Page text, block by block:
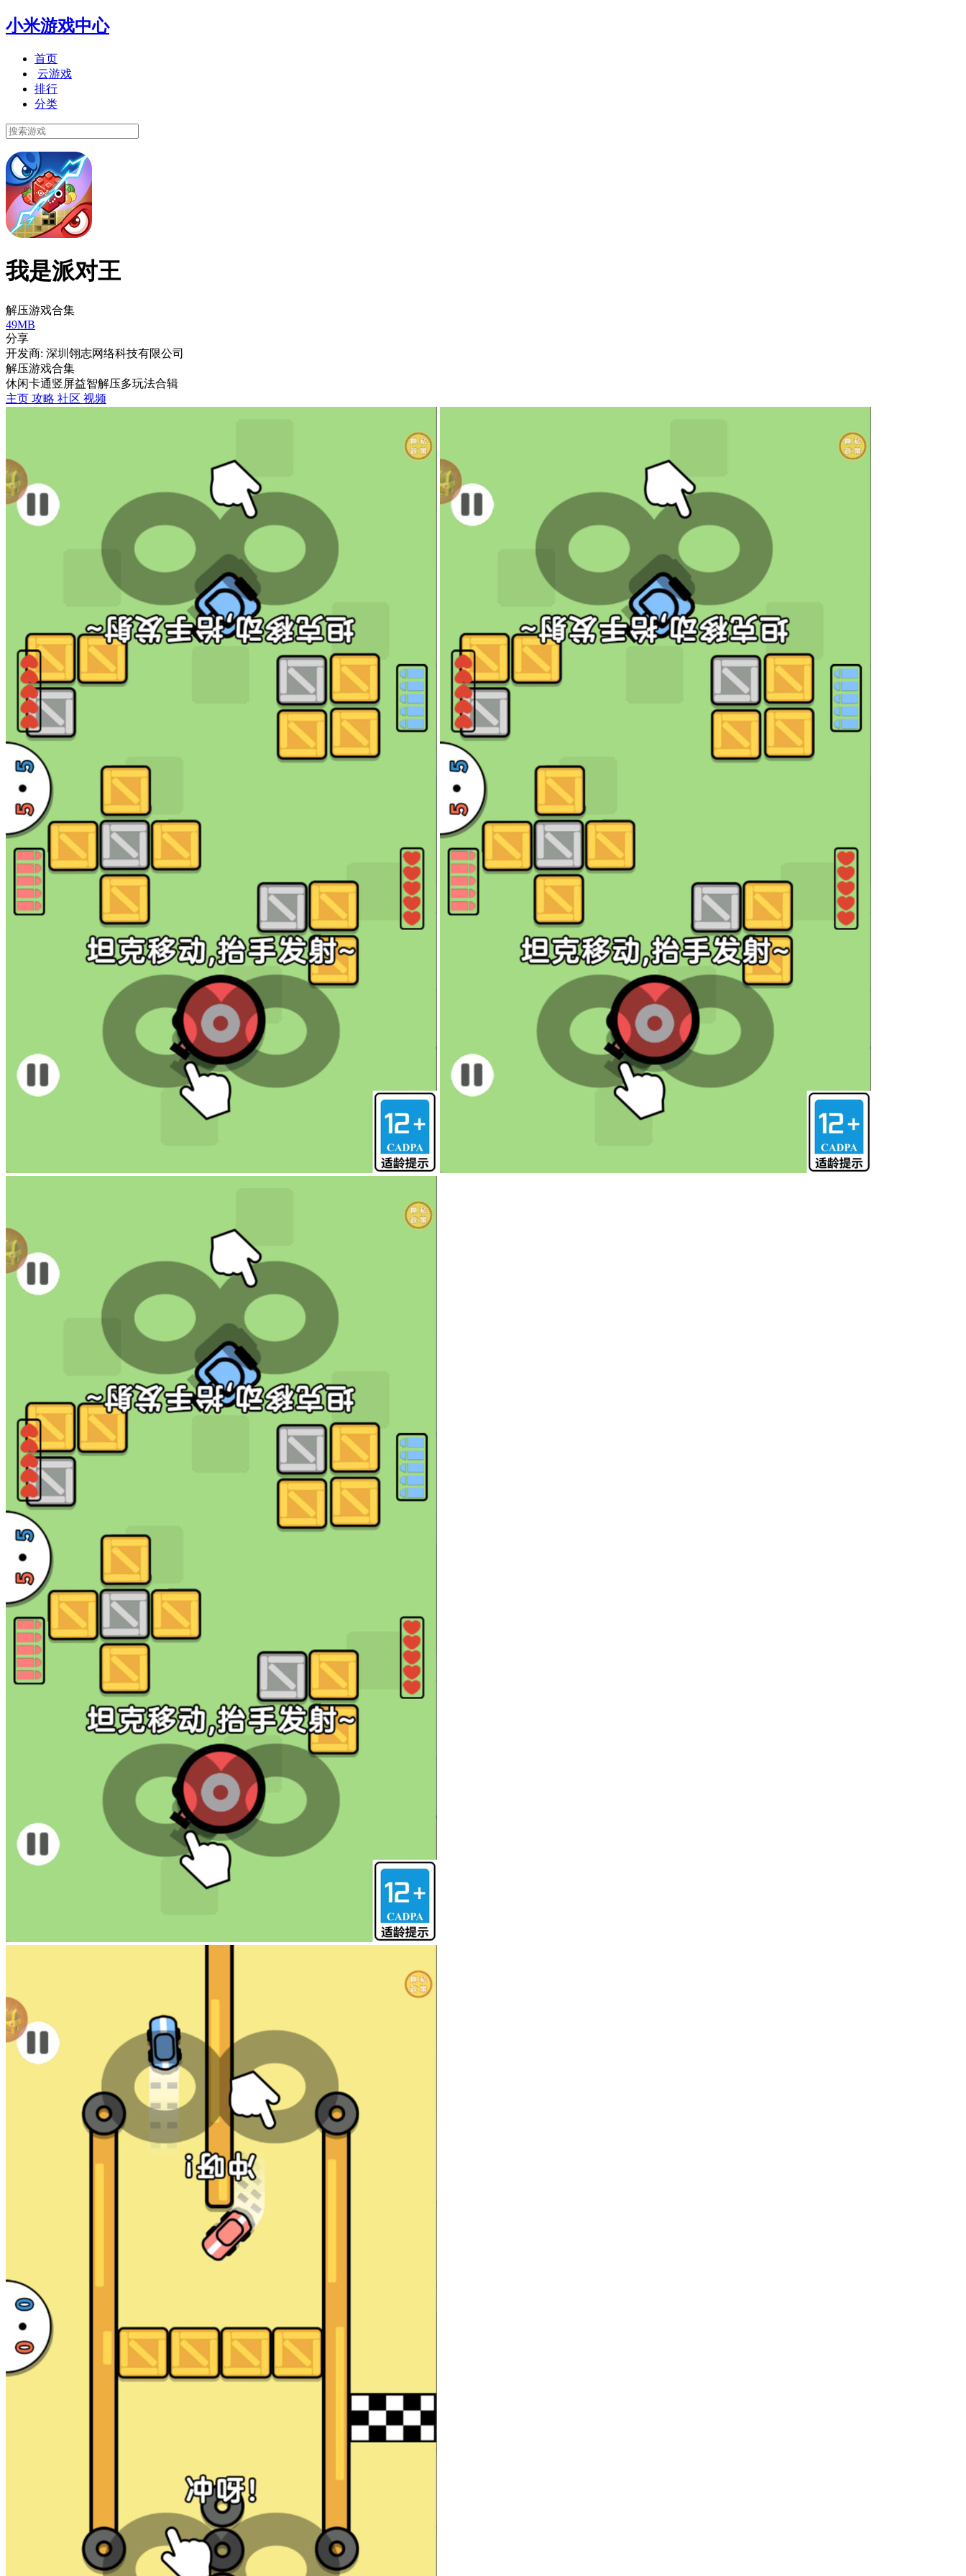
小米游戏中心
首页
云游戏
排行
分类
我是派对王
解压游戏合集
49MB
分享
开发商: 深圳翎志网络科技有限公司
解压游戏合集
休闲卡通竖屏益智解压多玩法合辑
主页 攻略 社区 视频